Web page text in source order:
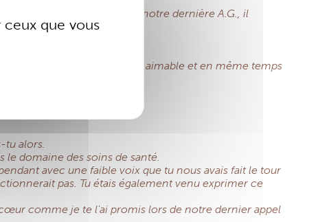
que vous
en 1992. Bien sûr, lors de notre dernière A.G., il
souvenir d’un homme très aimable et en même temps
tu alors.
le domaine des soins de santé.
avec une faible voix que tu nous avais fait le tour
pas. Tu étais également venu exprimer ce
comme je te l’ai promis lors de notre dernier appel